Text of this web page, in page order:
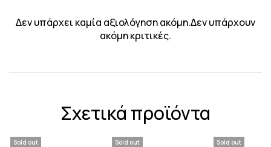
Δεν υπάρχει καμία αξιολόγηση ακόμη.Δεν υπάρχουν
ακόμη κριτικές.
Σχετικά προϊόντα
Sold out Sold out Sold out